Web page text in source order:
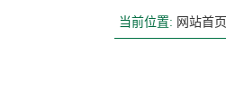
当前位置: 网站首页